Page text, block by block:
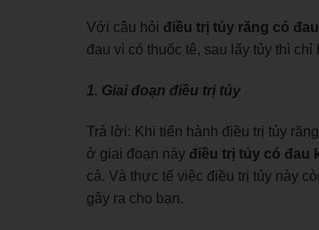
Với câu hỏi điều trị tủy răng có
đau vì có thuốc tê, sau lấy tủy thì
1. Giai đoạn điều trị tủy
Trả lời: Khi tiến hành điều trị tủy
ở giai đoạn này điều trị tủy có đau
cả. Và thực tế việc điều trị tủy này
gây ra cho bạn.